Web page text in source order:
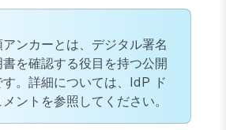
ンカーとは、デジタル署名
書を確認する役目を持つ公開
す。詳細については、IdP ド
ントを参照してください。